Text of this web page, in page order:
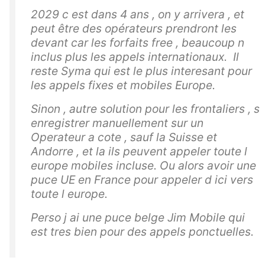
2029 c est dans 4 ans , on y arrivera , et
peut être des opérateurs prendront les
devant car les forfaits free , beaucoup n
inclus plus les appels internationaux. Il
reste Syma qui est le plus interesant pour
les appels fixes et mobiles Europe.
Sinon , autre solution pour les frontaliers , s
enregistrer manuellement sur un
Operateur a cote , sauf la Suisse et
Andorre , et la ils peuvent appeler toute l
europe mobiles incluse. Ou alors avoir une
puce UE en France pour appeler d ici vers
toute l europe.
Perso j ai une puce belge Jim Mobile qui
est tres bien pour des appels ponctuelles.